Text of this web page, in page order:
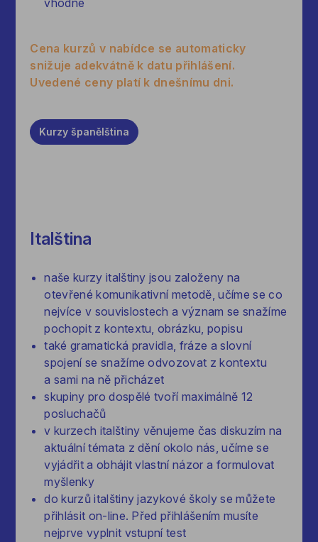
vhodné
Cena kurzů v nabídce se automaticky
snižuje adekvátně k datu přihlášení.
Uvedené ceny platí k dnešnímu dni.
Kurzyšpanělština
Italština
naše kurzy italštiny jsou založeny na
otevřené komunikativní metodě, učíme se co
nejvíce v souvislostech a význam se snažíme
pochopit z kontextu, obrázku, popisu
také gramatická pravidla, fráze a slovní
spojení se snažíme odvozovat z kontextu
a sami na ně přicházet
skupiny pro dospělé tvoří maximálně 12
posluchačů
v kurzech italštiny věnujeme čas diskuzím na
aktuální témata z dění okolo nás, učíme se
vyjádřit a obhájit vlastní názor a formulovat
myšlenky
do kurzů italštiny jazykové školy se můžete
přihlásit on-line. Před přihlášením musíte
nejprve vyplnit vstupní test